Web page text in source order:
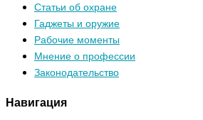
Статьи об охране
Гаджеты и оружие
Рабочие моменты
Мнение о профессии
Законодательство
Навигация